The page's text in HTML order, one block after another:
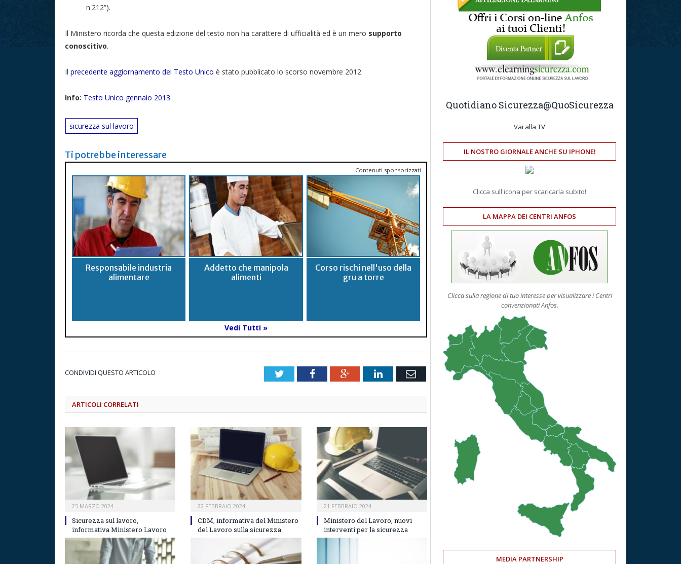
n.212”).
Il Ministero ricorda che questa edizione del testo non ha carattere di ufficialità ed è un mero supporto
conoscitivo.
Il precedente aggiornamento del Testo Unico è stato pubblicato lo scorso novembre 2012.
Info: Testo Unico gennaio 2013.
sicurezza sul lavoro
Ti potrebbe interessare
Contenuti sponsorizzati
Responsabile industria
alimentare
Addetto che manipola
alimenti
Corso rischi nell'uso della
gru a torre
Vedi Tutti »
CONDIVIDI QUESTO ARTICOLO TwitterFacebookGoogle+LinkedInEmail
ARTICOLI CORRELATI
25 MARZO 2024
Sicurezza sul lavoro,
informativa Ministero Lavoro
22 FEBBRAIO 2024
CDM, informativa del Ministero
del Lavoro sulla sicurezza
21 FEBBRAIO 2024
Ministero del Lavoro, nuovi
interventi per la sicurezza
Quotidiano Sicurezza@QuoSicurezza
Vai alla TV
IL NOSTRO GIORNALE ANCHE SU IPHONE!
Clicca sull'icona per scaricarla subito!
LA MAPPA DEI CENTRI ANFOS
Clicca sulla regione di tuo interesse per visualizzare i Centri
convenzionati Anfos.
MEDIA PARTNERSHIP